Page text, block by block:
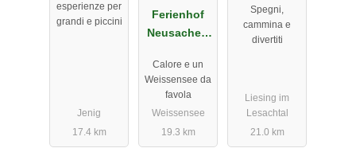
esperienze per
grandi e piccini
Jenig
17.4 km
Ferienhof
Neusacher-
Calore e un
Weissensee da
favola
Weissensee
19.3 km
Spegni,
cammina e
divertiti
Liesing im
Lesachtal
21.0 km